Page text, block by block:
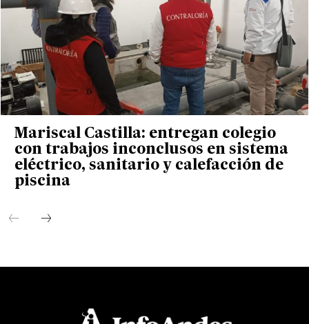
Mariscal Castilla: entregan colegio
con trabajos inconclusos en sistema
eléctrico, sanitario y calefacción de
piscina